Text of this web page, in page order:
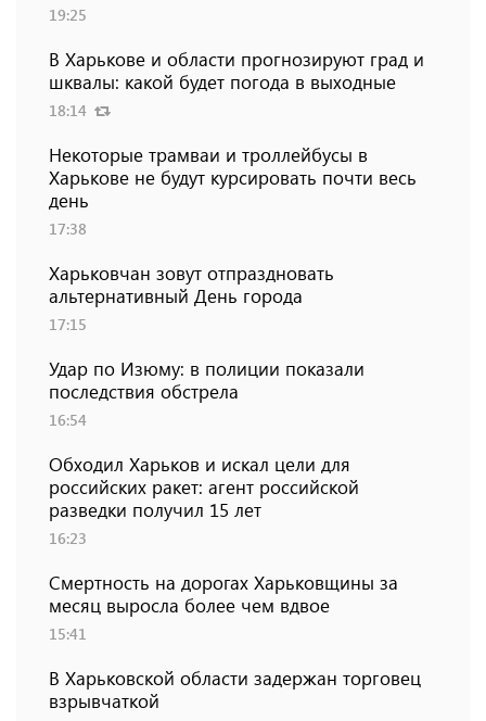
19:25
В Харькове и области прогнозируют град и
шквалы: какой будет погода в выходные
18:14
Некоторые трамваи и троллейбусы в
Харькове не будут курсировать почти весь
день
17:38
Харьковчан зовут отпраздновать
альтернативный День города
17:15
Удар по Изюму: в полиции показали
последствия обстрела
16:54
Обходил Харьков и искал цели для
российских ракет: агент российской
разведки получил 15 лет
16:23
Смертность на дорогах Харьковщины за
месяц выросла более чем вдвое
15:41
В Харьковской области задержан торговец
взрывчаткой